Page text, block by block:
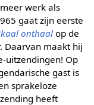
werk als
gaat zijn eerste
onthaalop de
Daarvan maakt hij
uitzendingen! Op
gast is
sprakeloze
heeft